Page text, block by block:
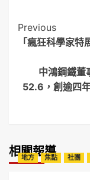
Post
Previous
「瘋狂科學家
中鴻鋼鐵董
52.6，創逾四
相關報導
地方 焦點 社團